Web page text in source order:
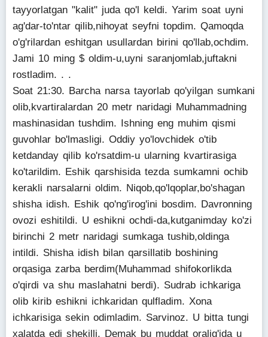
tayyorlatgan "kalit" juda qo'l keldi. Yarim soat uyni
ag'dar-to'ntar qilib,nihoyat seyfni topdim. Qamoqda
o'g'rilardan eshitgan usullardan birini qo'llab,ochdim.
Jami 10 ming $ oldim-u,uyni saranjomlab,juftakni
rostladim. . .
Soat 21:30. Barcha narsa tayorlab qo'yilgan sumkani
olib,kvartiralardan 20 metr naridagi Muhammadning
mashinasidan tushdim. Ishning eng muhim qismi
guvohlar bo'lmasligi. Oddiy yo'lovchidek o'tib
ketdanday qilib ko'rsatdim-u ularning kvartirasiga
ko'tarildim. Eshik qarshisida tezda sumkamni ochib
kerakli narsalarni oldim. Niqob,qo'lqoplar,bo'shagan
shisha idish. Eshik qo'ng'irog'ini bosdim. Davronning
ovozi eshitildi. U eshikni ochdi-da,kutganimday ko'zi
birinchi 2 metr naridagi sumkaga tushib,oldinga
intildi. Shisha idish bilan qarsillatib boshining
orqasiga zarba berdim(Muhammad shifokorlikda
o'qirdi va shu maslahatni berdi). Sudrab ichkariga
olib kirib eshikni ichkaridan qulfladim. Xona
ichkarisiga sekin odimladim. Sarvinoz. U bitta tungi
xalatda edi shekilli. Demak bu muddat oralig'ida u